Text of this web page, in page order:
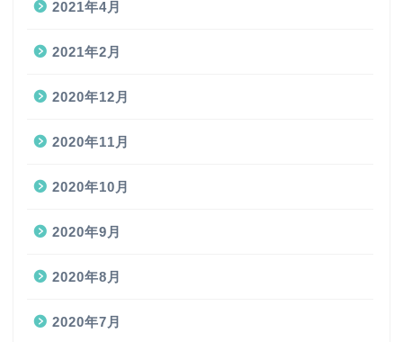
2021年4月
2021年2月
2020年12月
2020年11月
2020年10月
2020年9月
2020年8月
2020年7月